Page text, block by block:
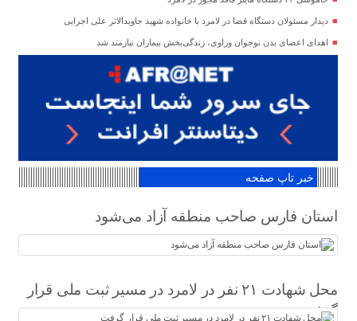
دیدار مسئولان دستگاه قضا در لامرد با خانواده شهید جاویدالاثر علی اجرایی
اهدای اعضای بدن نوجوان وراوی، زندگی‌بخش بیماران نیازمند شد
خبر تاپ صفحه
استان فارس صاحب منطقه آزاد می‌شود
محل شهادت ۲۱ نفر در لامرد در مسیر ثبت ملی قرار
گرفت